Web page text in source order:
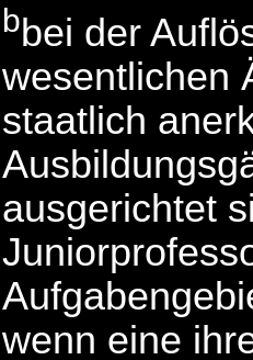
bbei der
wesentlichen
staatlich
ausgerichtet
wenn eine